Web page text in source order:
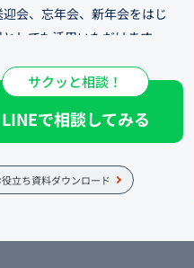
会、忘年会、新年会をはじ
しても活用いただけます。
店、居酒屋「鳥肌（トリハ
トで、皆様に"気軽に”お使い
チンをカウンター席が囲み、
入口には立ち飲み席。 家に
いお店です。 また、お座敷は
地鶏を使った料理は必食で
サクッと相談！
LINEで相談してみる
役立ち資料ダウンロード